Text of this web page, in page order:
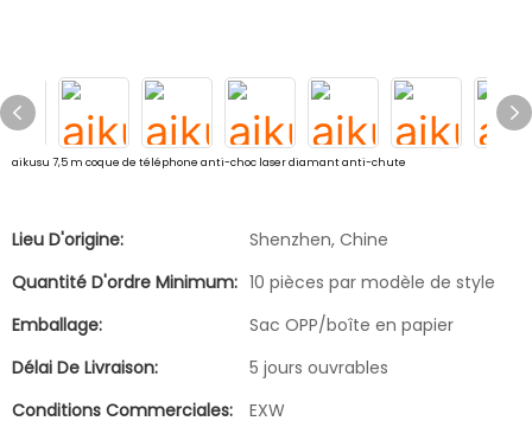
aikusu 7,5 m coque de téléphone anti-choc laser diamant anti-chute
Lieu D'origine:
Shenzhen, Chine
Quantité D'ordre Minimum: 10 pièces par modèle de style
Emballage:
Sac OPP/boîte en papier
Délai De Livraison:
5 jours ouvrables
Conditions Commerciales:
EXW